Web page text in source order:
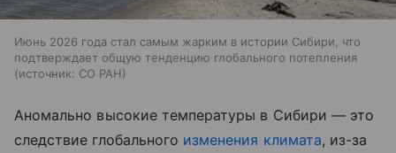
Июнь 2026 года стал самым жарким в истории Сибири, что
подтверждает общую тенденцию глобального потепления
источник: СО РАН
Аномально высокие температуры в Сибири — это
следствие глобального изменения климата, из-за